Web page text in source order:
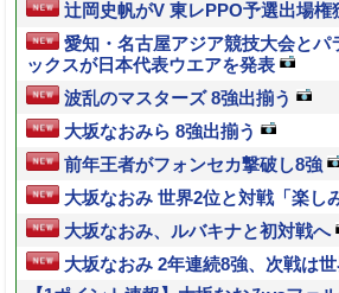
辻岡史帆がV 東レPPO予選出場権
愛知・名古屋アジア競技大会とパ
ックスが日本代表ウエアを発表
波乱のマスターズ 8強出揃う
大坂なおみら 8強出揃う
前年王者がフォンセカ撃破し8強
大坂なおみ 世界2位と対戦「楽し
大坂なおみ、ルバキナと初対戦へ
大坂なおみ 2年連続8強、次戦は